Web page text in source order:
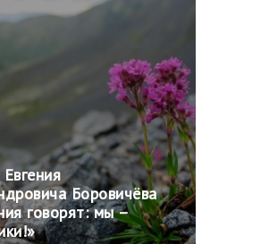
Боровичёва
говорят: мы –